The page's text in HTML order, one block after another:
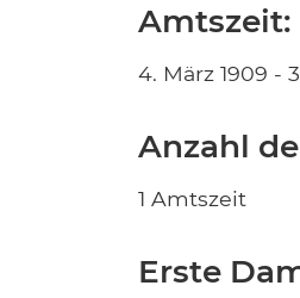
Amtszeit:
4. März 1909 -
Anzahl
1 Amtszeit
Erste